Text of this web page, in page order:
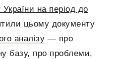
України на період до
цьому документу
аналізу — про
базу, про проблеми,